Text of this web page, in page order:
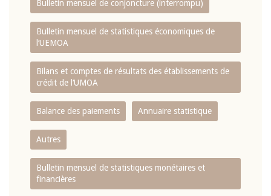
Bulletin mensuel de conjoncture (interrompu)
Bulletin mensuel de statistiques économiques de
l‘UEMOA
Bilans et comptes de résultats des établissements de
crédit de l‘UMOA
Balance des paiements Annuaire statistique
Autres
Bulletin mensuel de statistiques monétaires et
financières